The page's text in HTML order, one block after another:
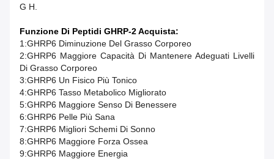
G H.
Funzione Di Peptidi GHRP-2 Acquista​:
1:GHRP6 Diminuzione Del Grasso Corporeo
2:GHRP6 Maggiore Capacità Di Mantenere Adeguati Livelli
Di Grasso Corporeo
3:GHRP6 Un Fisico Più Tonico
4:GHRP6 Tasso Metabolico Migliorato
5:GHRP6 Maggiore Senso Di Benessere
6:GHRP6 Pelle Più Sana
7:GHRP6 Migliori Schemi Di Sonno
8:GHRP6 Maggiore Forza Ossea
9:GHRP6 Maggiore Energia